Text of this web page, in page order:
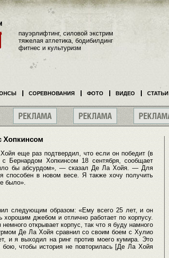
Хопкинсом
еще раз подтвердил, что если он победит (в
Бернардом Хопкинсом 18 сентября, сообщает
бы абсурдом», — сказал Де Ла Хойя. — Для
способен в новом весе. Я также хочу получить
было».
следующим образом: «Ему всего 25 лет, и он
джебом и отлично работает по корпусу.
открывает корпус, так что я буду намного
Де Ла Хойя сравнил со своим боем с Хулио
и я выходил на ринг против моего кумира. Это
бою, чтобы история не повторилась [Де Ла Хойя
пауэрлифтинг, силовой экстрим
тяжелая атлетика, бодибилдинг
фитнес и культуризм
СОРЕВНОВАНИЯ ФОТО ВИДЕО СТАТЬИ